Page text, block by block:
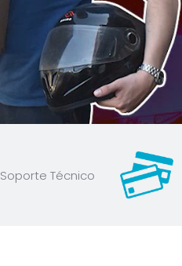
Soporte Técnico